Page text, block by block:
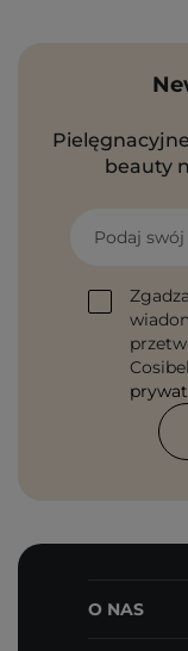
beauty
Podaj
O NAS